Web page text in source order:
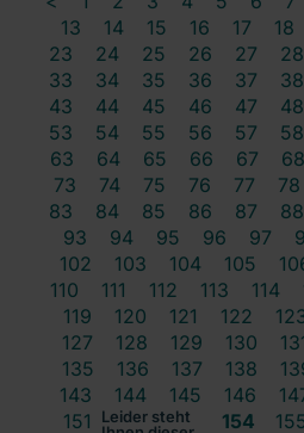
13
14 15 16 17 18
23
24 25 26 27 28
33
34 35 36 37 38
43
44 45 46 47 48
53
54 55 56 57 58
63
64 65 66 67 68
73
74 75 76 77 78
83
84 85 86 87 88
93
94 95 96 97
102
103 104 105
110
111 112 113 114
119
120 121 122
127
128 129 130
135
136 137 138
143
144 145 146
151
152 153 154
Leider steht